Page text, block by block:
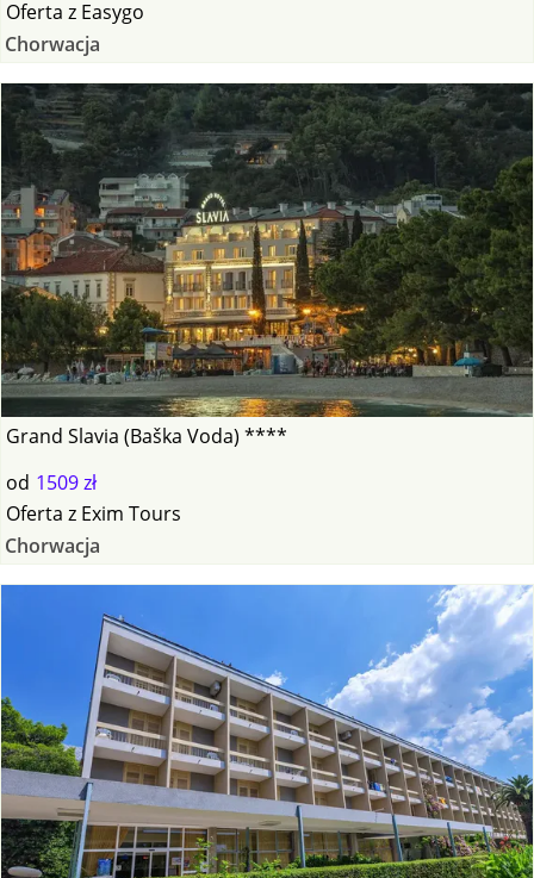
Oferta z Easygo
Chorwacja
Grand Slavia (Baška Voda) ****
od 1509 zł
Oferta z Exim Tours
Chorwacja